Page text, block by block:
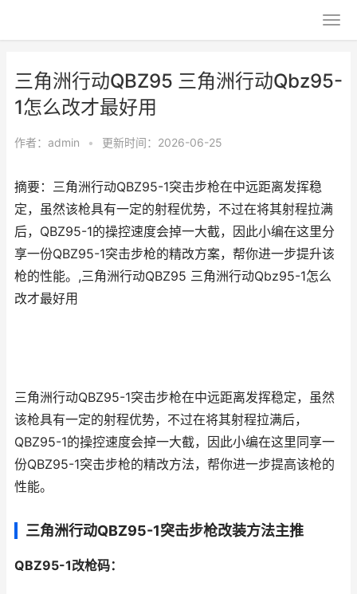
三角洲行动QBZ95 三角洲行动Qbz95-
1怎么改才最好用
作者： admin • 更新时间：2026-06-25
摘要：三角洲行动QBZ95-1突击步枪在中远距离发挥稳
定，虽然该枪具有一定的射程优势，不过在将其射程拉满
后，QBZ95-1的操控速度会掉一大截，因此小编在这里分
享一份QBZ95-1突击步枪的精改方案，帮你进一步提升该
枪的性能。,三角洲行动QBZ95 三角洲行动Qbz95-1怎么
改才最好用
三角洲行动QBZ95-1突击步枪在中远距离发挥稳定，虽然
该枪具有一定的射程优势，不过在将其射程拉满后，
QBZ95-1的操控速度会掉一大截，因此小编在这里同享一
份QBZ95-1突击步枪的精改方法，帮你进一步提高该枪的
性能。
三角洲行动QBZ95-1突击步枪改装方法主推
QBZ95-1改枪码：